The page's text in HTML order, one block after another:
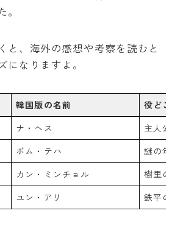
と、海外の感想や考察を読むと
になりますよ。
韓国版の名前
役どこ
ナ・ヘス
主人公
ボム・テハ
謎の年
カン・ミンチョル
樹里の
ユン・アリ 鉄平の